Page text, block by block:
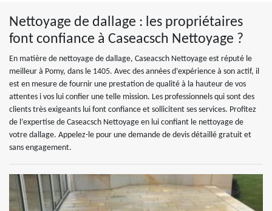
Nettoyage de dallage : les propriétaires
font confiance à Caseacsch Nettoyage ?
En matière de nettoyage de dallage, Caseacsch Nettoyage est réputé le
meilleur à Pomy, dans le 1405. Avec des années d’expérience à son actif, il
est en mesure de fournir une prestation de qualité à la hauteur de vos
attentes i vos lui confier une telle mission. Les professionnels qui sont des
clients très exigeants lui font confiance et sollicitent ses services. Profitez
de l’expertise de Caseacsch Nettoyage en lui confiant le nettoyage de
votre dallage. Appelez-le pour une demande de devis détaillé gratuit et
sans engagement.